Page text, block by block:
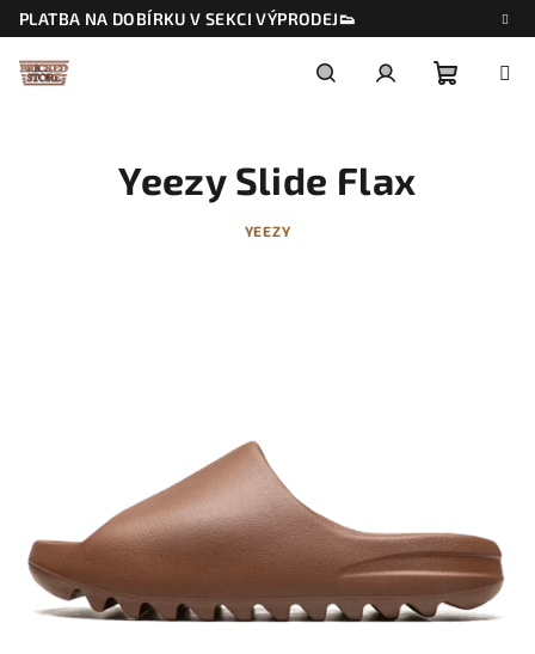
Přejít
na
obsah
PLATBA NA DOBÍRKU V SEKCI VÝPRODEJ👟
Yeezy Slide Flax
YEEZY